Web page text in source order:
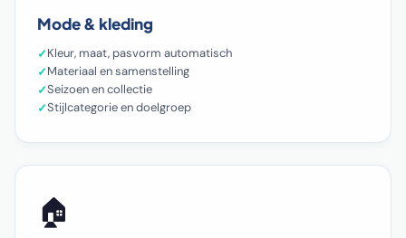
Mode & kleding
Kleur, maat, pasvorm automatisch
Materiaal en samenstelling
Seizoen en collectie
Stijlcategorie en doelgroep
🏠